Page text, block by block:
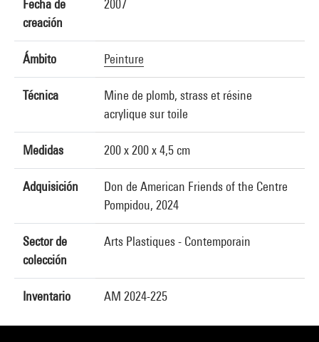
Fecha de
creación
2007
Ámbito Peinture
Técnica
Mine de plomb, strass et résine
acrylique sur toile
Medidas 200 x 200 x 4,5 cm
Adquisición
Don de American Friends of the Centre
Pompidou, 2024
Sector de
colección
Arts Plastiques - Contemporain
Inventario AM 2024-225